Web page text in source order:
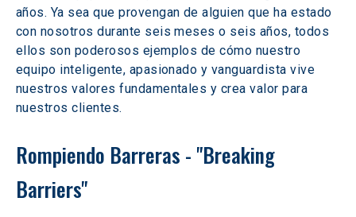
años. Ya sea que provengan de alguien que ha estado
con nosotros durante seis meses o seis años, todos
ellos son poderosos ejemplos de cómo nuestro
equipo inteligente, apasionado y vanguardista vive
nuestros valores fundamentales y crea valor para
nuestros clientes.
Rompiendo Barreras - "Breaking
Barriers"